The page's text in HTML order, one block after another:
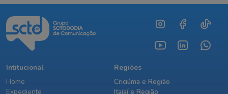
Intitucional
Home
Expediente
Regiões
Criciúma e Região
Itajaí e Região